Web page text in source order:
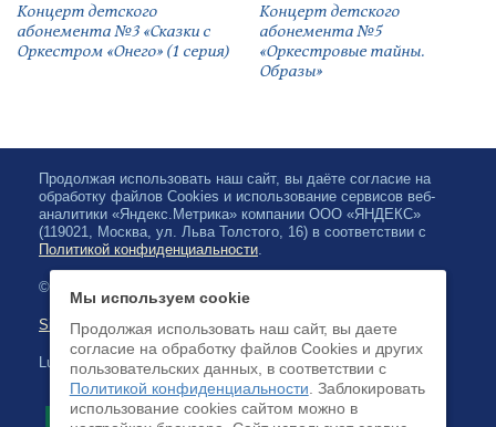
Концерт детского
абонемента №3 «Сказки с
Оркестром «Онего» (1 серия)
Концерт детского
абонемента №5
«Оркестровые тайны.
Образы»
Продолжая использовать наш сайт, вы даёте согласие на
обработку файлов Cookies и использование сервисов веб-
аналитики «Яндекс.Метрика» компании ООО «ЯНДЕКС»
(119021, Москва, ул. Льва Толстого, 16) в соответствии с
Политикой конфиденциальности.
© 2026, Karjalan valtionfilharmonia
Sivuston kartta
Luottokortilla maksaminen on saatavilla
Мы используем cookie
Продолжая использовать наш сайт, вы даете
согласие на обработку файлов Cookies и других
пользовательских данных, в соответствии с
Политикой конфиденциальности . Заблокировать
использование cookies сайтом можно в